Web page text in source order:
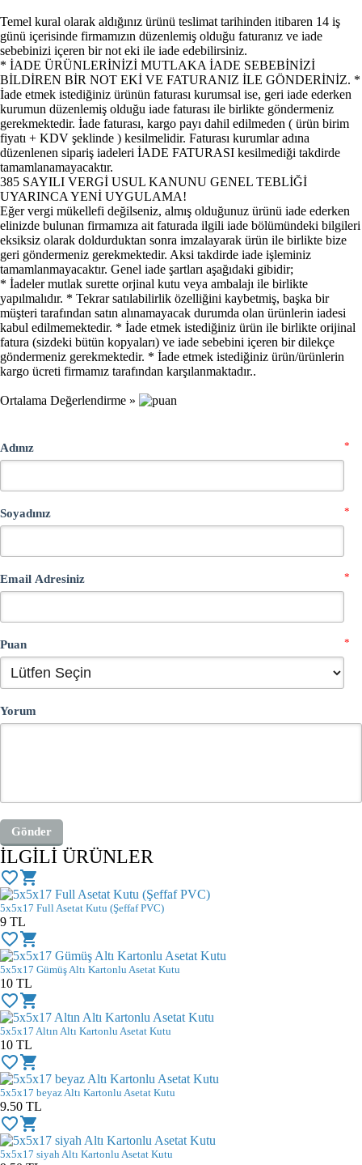
Temel kural olarak aldığınız ürünü teslimat tarihinden itibaren 14 iş
günü içerisinde firmamızın düzenlemiş olduğu faturanız ve iade
sebebinizi içeren bir not eki ile iade edebilirsiniz.
* İADE ÜRÜNLERİNİZİ MUTLAKA İADE SEBEBİNİZİ
BİLDİREN BİR NOT EKİ VE FATURANIZ İLE GÖNDERİNİZ. *
İade etmek istediğiniz ürünün faturası kurumsal ise, geri iade ederken
kurumun düzenlemiş olduğu iade faturası ile birlikte göndermeniz
gerekmektedir. İade faturası, kargo payı dahil edilmeden ( ürün birim
fiyatı + KDV şeklinde ) kesilmelidir. Faturası kurumlar adına
düzenlenen sipariş iadeleri İADE FATURASI kesilmediği takdirde
tamamlanamayacaktır.
385 SAYILI VERGİ USUL KANUNU GENEL TEBLİĞİ
UYARINCA YENİ UYGULAMA!
Eğer vergi mükellefi değilseniz, almış olduğunuz ürünü iade ederken
elinizde bulunan firmamıza ait faturada ilgili iade bölümündeki bilgileri
eksiksiz olarak doldurduktan sonra imzalayarak ürün ile birlikte bize
geri göndermeniz gerekmektedir. Aksi takdirde iade işleminiz
tamamlanmayacaktır. Genel iade şartları aşağıdaki gibidir;
* İadeler mutlak surette orjinal kutu veya ambalajı ile birlikte
yapılmalıdır. * Tekrar satılabilirlik özelliğini kaybetmiş, başka bir
müşteri tarafından satın alınamayacak durumda olan ürünlerin iadesi
kabul edilmemektedir. * İade etmek istediğiniz ürün ile birlikte orijinal
fatura (sizdeki bütün kopyaları) ve iade sebebini içeren bir dilekçe
göndermeniz gerekmektedir. * İade etmek istediğiniz ürün/ürünlerin
kargo ücreti firmamız tarafından karşılanmaktadır..
Ortalama Değerlendirme »
Adınız *
Soyadınız *
Email Adresiniz *
Puan *
Yorum
İLGİLİ ÜRÜNLER
favorite_bordershopping_cart
5x5x17 Full Asetat Kutu (Şeffaf PVC)
9 TL
favorite_bordershopping_cart
5x5x17 Gümüş Altı Kartonlu Asetat Kutu
10 TL
favorite_bordershopping_cart
5x5x17 Altın Altı Kartonlu Asetat Kutu
10 TL
favorite_bordershopping_cart
5x5x17 beyaz Altı Kartonlu Asetat Kutu
9.50 TL
favorite_bordershopping_cart
5x5x17 siyah Altı Kartonlu Asetat Kutu